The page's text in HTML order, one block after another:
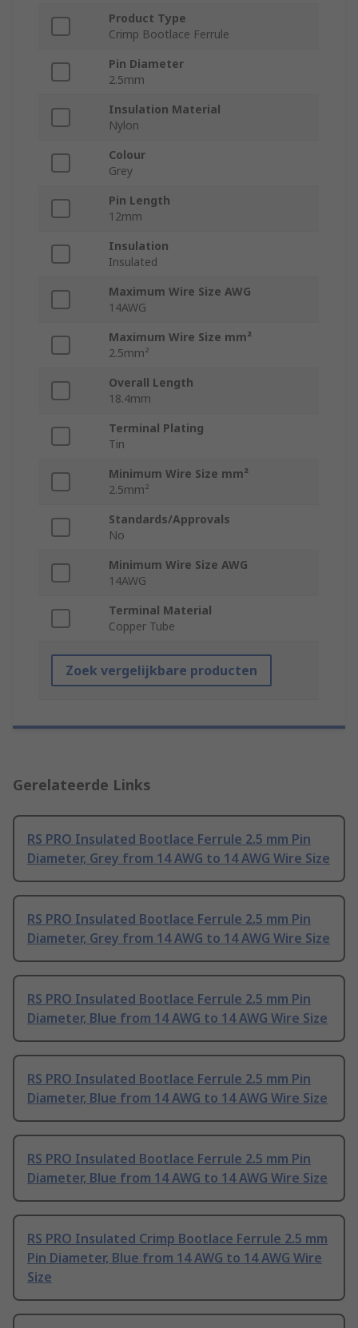
Product Type
Crimp Bootlace Ferrule
Pin Diameter
2.5mm
Insulation Material
Nylon
Colour
Grey
Pin Length
12mm
Insulation
Insulated
Maximum Wire Size AWG
14AWG
Maximum Wire Size mm²
2.5mm²
Overall Length
18.4mm
Terminal Plating
Tin
Minimum Wire Size mm²
2.5mm²
Standards/Approvals
No
Minimum Wire Size AWG
14AWG
Terminal Material
Copper Tube
Zoek vergelijkbare producten
Gerelateerde Links
RS PRO Insulated Bootlace Ferrule 2.5 mm Pin
Diameter, Grey from 14 AWG to 14 AWG Wire Size
RS PRO Insulated Bootlace Ferrule 2.5 mm Pin
Diameter, Grey from 14 AWG to 14 AWG Wire Size
RS PRO Insulated Bootlace Ferrule 2.5 mm Pin
Diameter, Blue from 14 AWG to 14 AWG Wire Size
RS PRO Insulated Bootlace Ferrule 2.5 mm Pin
Diameter, Blue from 14 AWG to 14 AWG Wire Size
RS PRO Insulated Bootlace Ferrule 2.5 mm Pin
Diameter, Blue from 14 AWG to 14 AWG Wire Size
RS PRO Insulated Crimp Bootlace Ferrule 2.5 mm
Pin Diameter, Blue from 14 AWG to 14 AWG Wire
Size